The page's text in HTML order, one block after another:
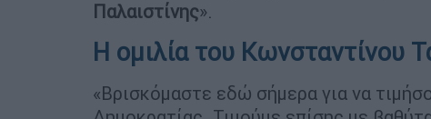
Παλαιστίνης».
Η ομιλία του Κωνσταντίνου
«Βρισκόμαστε εδώ σήμερα για να